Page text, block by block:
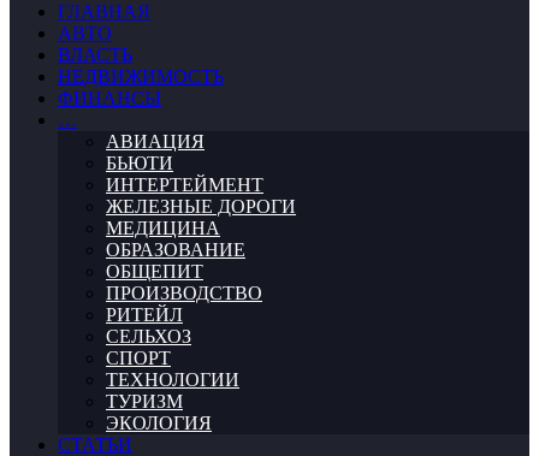
ГЛАВНАЯ
АВТО
ВЛАСТЬ
НЕДВИЖИМОСТЬ
ФИНАНСЫ
…
АВИАЦИЯ
БЬЮТИ
ИНТЕРТЕЙМЕНТ
ЖЕЛЕЗНЫЕ ДОРОГИ
МЕДИЦИНА
ОБРАЗОВАНИЕ
ОБЩЕПИТ
ПРОИЗВОДСТВО
РИТЕЙЛ
СЕЛЬХОЗ
СПОРТ
ТЕХНОЛОГИИ
ТУРИЗМ
ЭКОЛОГИЯ
СТАТЬИ